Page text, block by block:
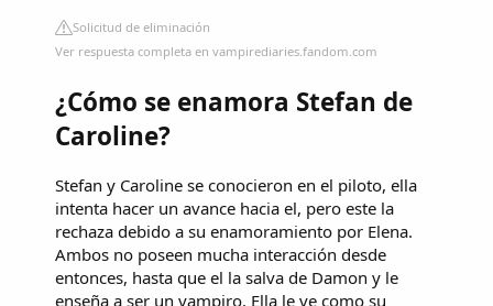
Solicitud de eliminación
Ver respuesta completa en vampirediaries.fandom.com
¿Cómo se enamora Stefan de
Caroline?
Stefan y Caroline se conocieron en el piloto, ella
intenta hacer un avance hacia el, pero este la
rechaza debido a su enamoramiento por Elena.
Ambos no poseen mucha interacción desde
entonces, hasta que el la salva de Damon y le
enseña a ser un vampiro. Ella le ve como su